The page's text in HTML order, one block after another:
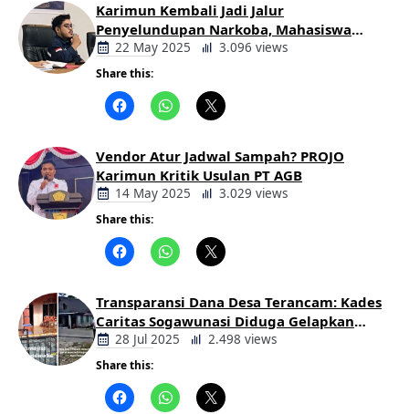
Karimun Kembali Jadi Jalur
Penyelundupan Narkoba, Mahasiswa
Desak Pemkab dan Aparat Bertindak
Tegas
22 May 2025 3.096 views
Share this:
Vendor Atur Jadwal Sampah? PROJO
Karimun Kritik Usulan PT AGB
14 May 2025 3.029 views
Share this:
Transparansi Dana Desa Terancam: Kades
Caritas Sogawunasi Diduga Gelapkan
Bantuan untuk Warga
28 Jul 2025 2.498 views
Share this: